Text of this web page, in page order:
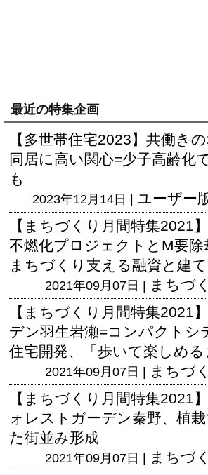
最近の特集企画
【多世帯住宅2023】共働き
同居に高い関心=少子高齢化
も
2023年12月14日 | ユーザー
【まちづくり月間特集2021
不燃化プロジェクトとM要除
まちづくり支える融資と建
2021年09月07日 | まちづ
【まちづくり月間特集2021
デン羽生岩瀬=コンパクトシ
住宅開発、「歩いて楽しめ
2021年09月07日 | まちづ
【まちづくり月間特集2021
ォレストガーデン秦野、植
た街並み形成
2021年09月07日 | まちづ